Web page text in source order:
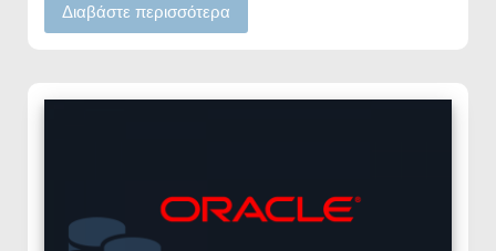
Διαβάστε περισσότερα